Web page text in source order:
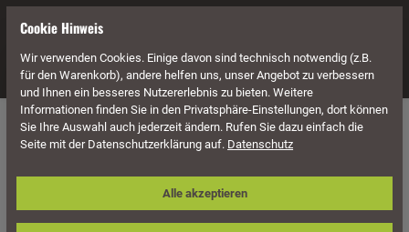
Navigation
Carports
Skan Holz Fachwerk-Carport
Schwarzwald, Konstruktionsvollholz,
Cookie Hinweis
Wir verwenden Cookies. Einige davon sind technisch notwendig (z.B.
für den Warenkorb), andere helfen uns, unser Angebot zu verbessern
und Ihnen ein besseres Nutzererlebnis zu bieten. Weitere
Informationen finden Sie in den Privatsphäre-Einstellungen, dort können
Sie Ihre Auswahl auch jederzeit ändern. Rufen Sie dazu einfach die
Seite mit der Datenschutzerklärung auf. Datenschutz
Alle akzeptieren